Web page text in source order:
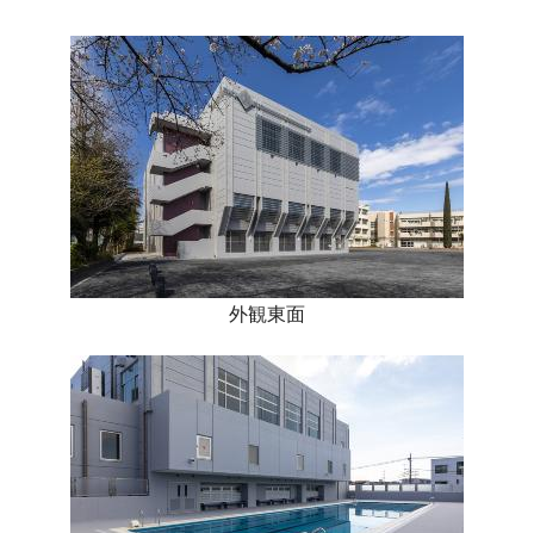
外観東面